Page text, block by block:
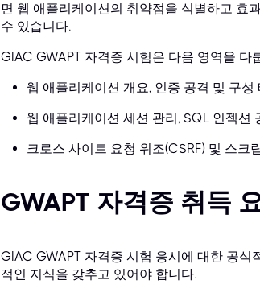
면 웹 애플리케이션의 취약점을 식별하고 효
수 있습니다.
GIAC GWAPT 자격증 시험은 다음 영역을 다
웹 애플리케이션 개요, 인증 공격 및 구성
웹 애플리케이션 세션 관리, SQL 인젝션
크로스 사이트 요청 위조(CSRF) 및 스크
GWAPT 자격증 취득
GIAC GWAPT 자격증 시험 응시에 대한 공
적인 지식을 갖추고 있어야 합니다.